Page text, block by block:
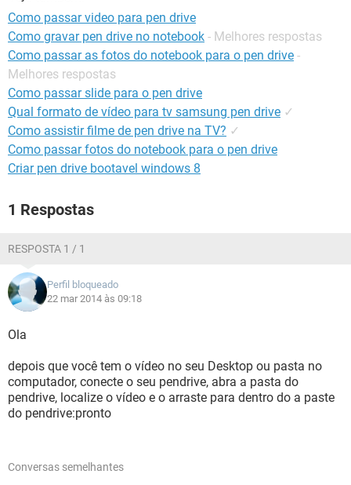
GUIA DE COMPRAS
Como passar video para pen drive
Como gravar pen drive no notebook - Melhores respostas
Como passar as fotos do notebook para o pen drive -
Melhores respostas
Como passar slide para o pen drive
Qual formato de vídeo para tv samsung pen drive ✓
Como assistir filme de pen drive na TV? ✓
Como passar fotos do notebook para o pen drive
Criar pen drive bootavel windows 8
1 Respostas
RESPOSTA 1 / 1
Perfil bloqueado
22 mar 2014 às 09:18
Ola
depois que você tem o vídeo no seu Desktop ou pasta no
computador, conecte o seu pendrive, abra a pasta do
pendrive, localize o vídeo e o arraste para dentro do a paste
do pendrive:pronto
Conversas semelhantes